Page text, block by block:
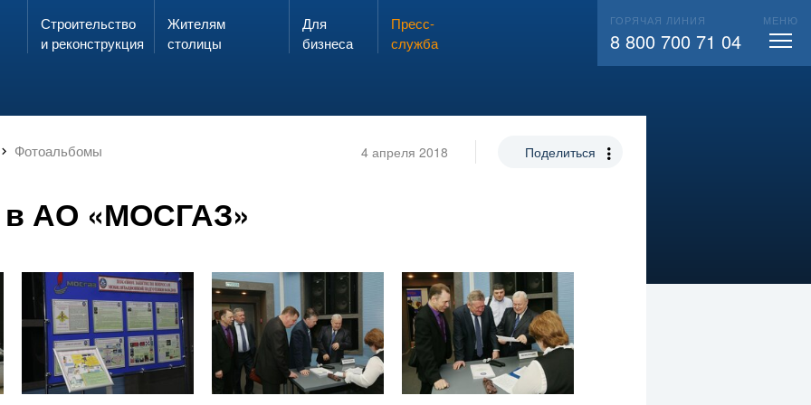
Запах газа?
ЗВОНИ 104 ВЫЗВАТЬ СЛЕСАРЯ
Строительство
и реконструкция
Жителям
столицы
Для
бизнеса
Пресс-
служба
ГОРЯЧАЯ ЛИНИЯ
8 800 700 71 04
МЕНЮ
Фотоальбомы 4 апреля 2018 Поделиться
АО «МОСГАЗ»